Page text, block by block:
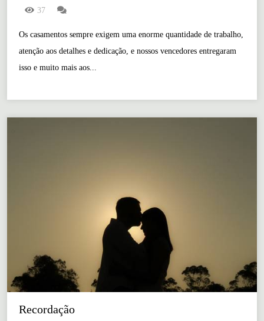
37
Os casamentos sempre exigem uma enorme quantidade de trabalho,
atenção aos detalhes e dedicação, e nossos vencedores entregaram
isso e muito mais aos...
Recordação